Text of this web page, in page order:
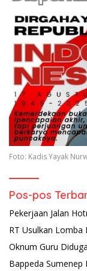
Foto: Kadis Yayak
Pos-pos
Pekerjaan Jalan
RT Usulkan Lomba
Oknum Guru
Bappeda Sumenep